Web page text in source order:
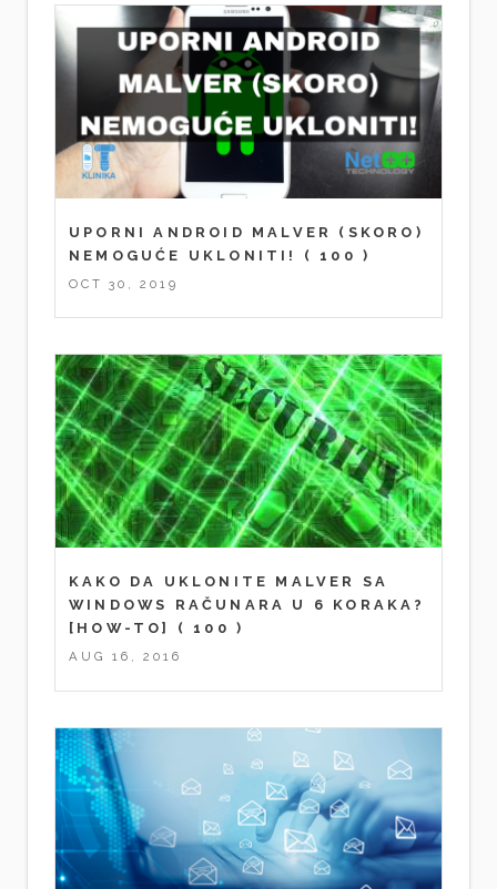
UPORNI ANDROID MALVER (SKORO)
NEMOGUĆE UKLONITI!
( 100 )
OCT 30, 2019
KAKO DA UKLONITE MALVER SA
WINDOWS RAČUNARA U 6 KORAKA?
[HOW-TO]
( 100 )
AUG 16, 2016